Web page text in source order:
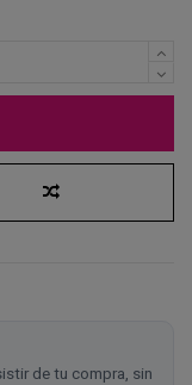
de tu compra, sin